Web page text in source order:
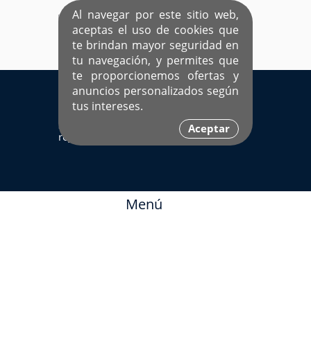
Al navegar por este sitio web,
aceptas el uso de cookies que
te brindan mayor seguridad en
tu navegación, y permites que
te proporcionemos ofertas y
anuncios personalizados según
tus intereses.
Aceptar
EL ÚNICO SITIO DEDICADO A SOLTEROS
HISPANOS COMO TÚ
Ingresa aquí
Sí ya estás
registrado
Menú